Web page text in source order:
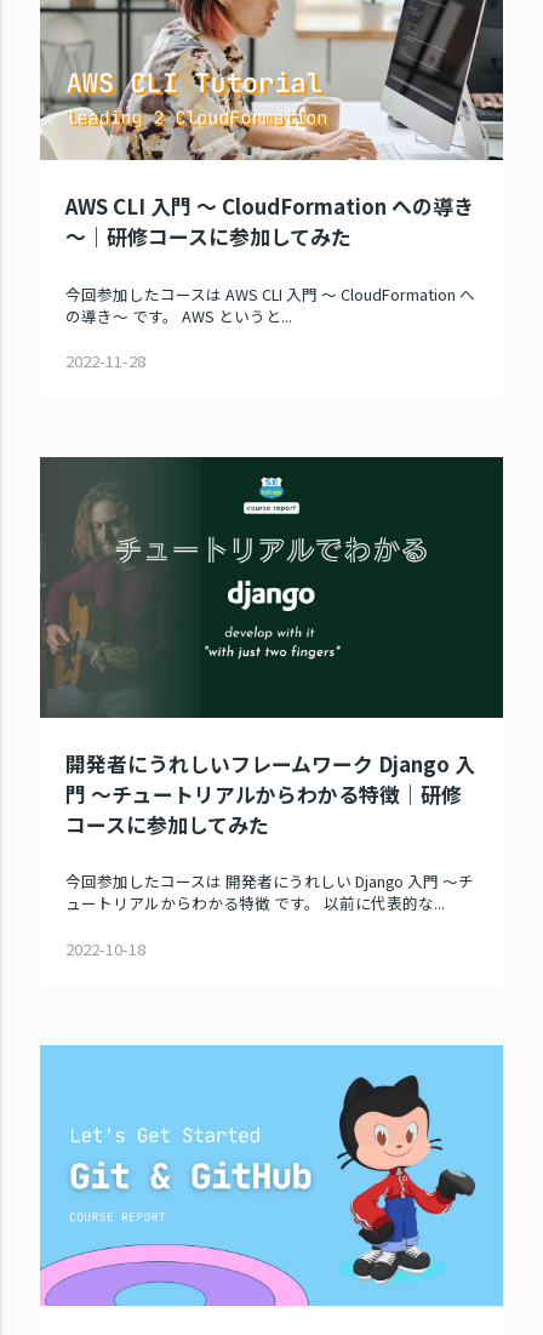
AWS CLI 入門 ～ CloudFormation への導き
～｜研修コースに参加してみた
今回参加したコースは AWS CLI 入門 ～ CloudFormation へ
の導き～ です。 AWS というと...
2022-11-28
開発者にうれしいフレームワーク Django 入
門 ～チュートリアルからわかる特徴｜研修
コースに参加してみた
今回参加したコースは 開発者にうれしい Django 入門 ～チ
ュートリアルからわかる特徴 です。 以前に代表的な...
2022-10-18